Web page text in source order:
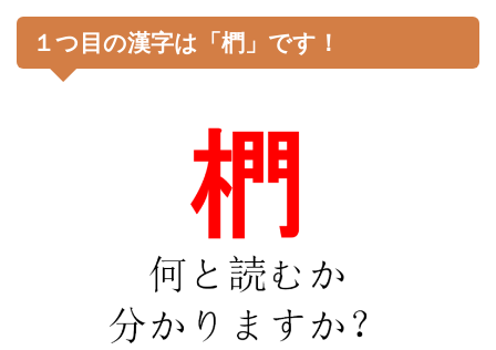
１つ目の漢字は「椚」です！